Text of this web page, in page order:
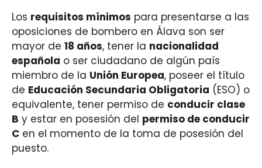
Los requisitos mínimos para presentarse a las
oposiciones de bombero en Álava son ser
mayor de 18 años, tener la nacionalidad
española o ser ciudadano de algún país
miembro de la Unión Europea, poseer el título
de Educación Secundaria Obligatoria (ESO) o
equivalente, tener permiso de conducir clase
B y estar en posesión del permiso de conducir
C en el momento de la toma de posesión del
puesto.